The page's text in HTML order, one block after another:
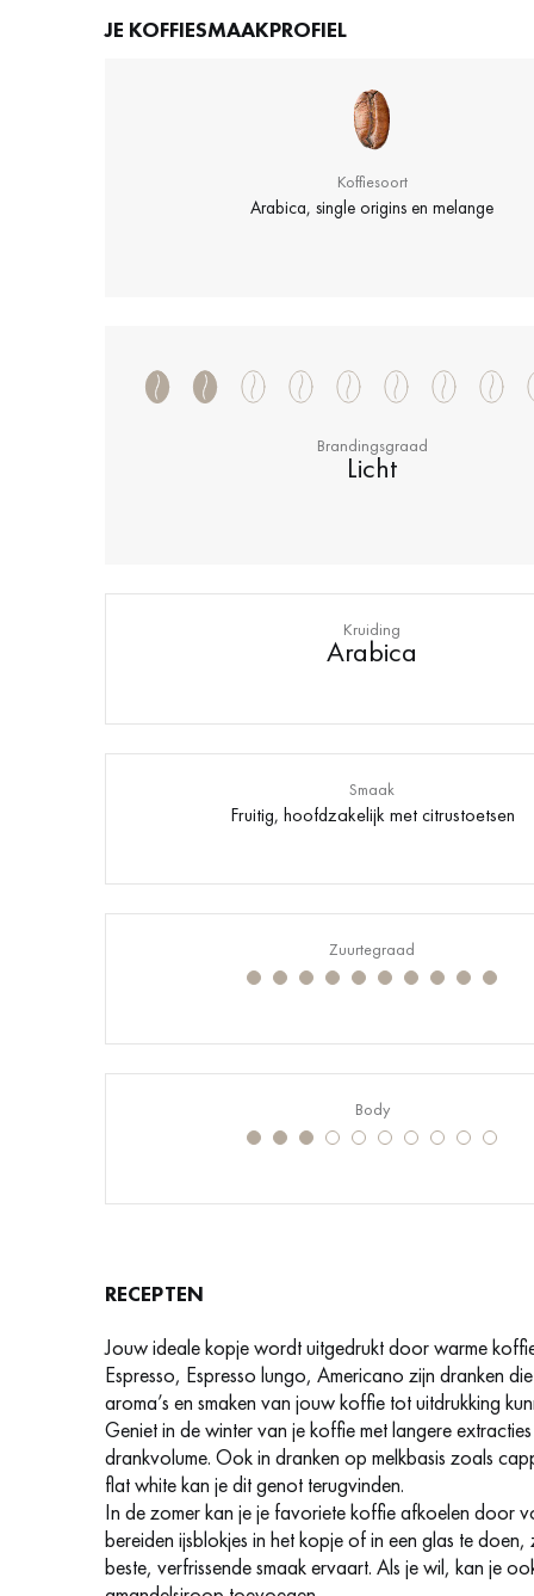
JE KOFFIESMAAKPROFIEL
Koffiesoort
Arabica, single origins en melange
Brandingsgraad
Licht
Kruiding
Arabica
Smaak
Fruitig, hoofdzakelijk met citrustoetsen
Zuurtegraad
Body
RECEPTEN
Jouw ideale kopje wordt uitgedrukt door warme
Espresso, Espresso lungo, Americano zijn dranken
aroma’s en smaken van jouw koffie tot uitdrukking
Geniet in de winter van je koffie met langere
drankvolume. Ook in dranken op melkbasis zoals
flat white kan je dit genot terugvinden.
In de zomer kan je je favoriete koffie afkoelen door
bereiden ijsblokjes in het kopje of in een glas te
beste, verfrissende smaak ervaart. Als je wil, kan je